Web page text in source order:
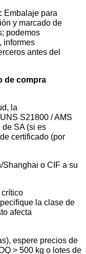
Embalaje para
y marcado de
podemos
informes
antes del
de compra
la
S21800 / AMS
SA (si es
certificado (por
o CIF a su
la clase de
afecta
espere precios de
> 500 kg o lotes de